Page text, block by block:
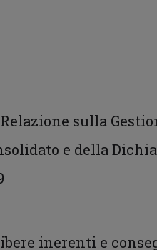
sulla
e della
inerenti e